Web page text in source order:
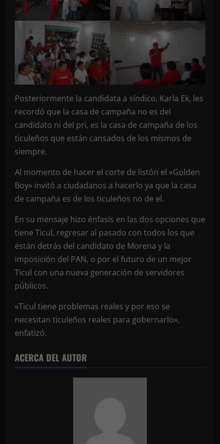
Posteriormente la candidata a síndico, Karla Ek, les
recordó que la casa de campaña no es del
candidato ni del pri, es la casa de campaña de los
ticuleños que están cansados de los mismos de
siempre.
Al momento de hacer el corte de listón el «Golden
Boy» invitó a ciudadanos a hacerlo ya que la casa
de campaña es de los ticuleños no de el.
En su mensaje hizo énfasis en las dos opciones que
tiene Ticul, regresar al pasado con todos los que
están detrás del candidato de Morena y la
imposición del PAN, o por el futuro de un mejor
Ticul con una nueva generación de servidores
públicos.
«Ticul tiene problemas reales y por eso se
necesitan ticuleños reales para gobernarlo»,
enfatizó.
ACERCA DEL AUTOR